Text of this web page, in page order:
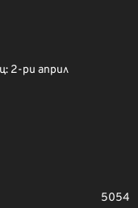
2-ри април
5054